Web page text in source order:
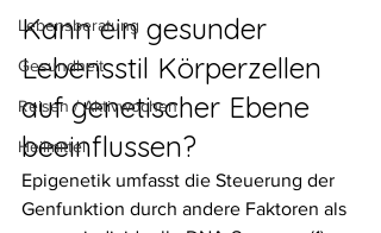
Lebensberatung
Gesundheit
Reisen / Aktivwochen
Heilmittel
Kann ein gesunder
Lebensstil Körperzellen
auf genetischer Ebene
beeinflussen?
Epigenetik umfasst die Steuerung der
Genfunktion durch andere Faktoren als